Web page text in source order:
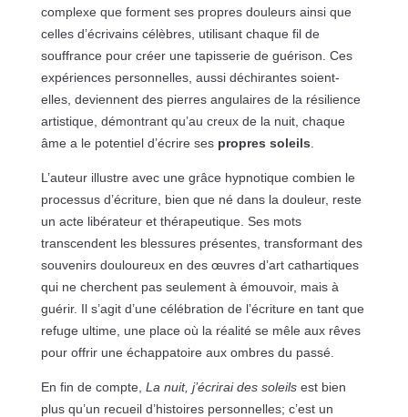
complexe que forment ses propres douleurs ainsi que
celles d’écrivains célèbres, utilisant chaque fil de
souffrance pour créer une tapisserie de guérison. Ces
expériences personnelles, aussi déchirantes soient-
elles, deviennent des pierres angulaires de la résilience
artistique, démontrant qu’au creux de la nuit, chaque
âme a le potentiel d’écrire ses propres soleils
L’auteur illustre avec une grâce hypnotique combien le
processus d’écriture, bien que né dans la douleur, reste
un acte libérateur et thérapeutique. Ses mots
transcendent les blessures présentes, transformant des
souvenirs douloureux en des œuvres d’art cathartiques
qui ne cherchent pas seulement à émouvoir, mais à
guérir. Il s’agit d’une célébration de l’écriture en tant que
refuge ultime, une place où la réalité se mêle aux rêves
pour offrir une échappatoire aux ombres du passé.
En fin de compte, La nuit, j’écrirai des soleilsest bien
plus qu’un recueil d’histoires personnelles; c’est un